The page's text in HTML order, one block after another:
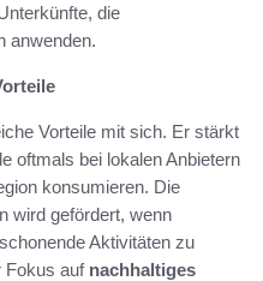
die
anwenden.
Vorteile mit sich. Er stärkt
oftmals bei lokalen Anbietern
konsumieren. Die
wird gefördert, wenn
Aktivitäten zu
Fokus auf nachhaltiges